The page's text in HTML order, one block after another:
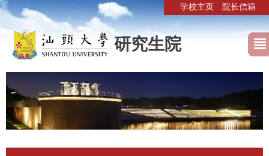
学校主页 院长信箱
研究生院